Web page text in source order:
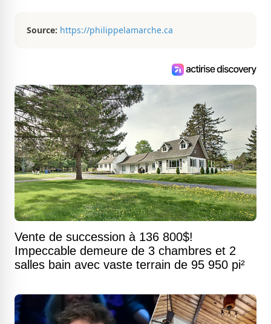
Source: https://philippelamarche.ca
Vente de succession à 136 800$!
Impeccable demeure de 3 chambres et 2
salles bain avec vaste terrain de 95 950 pi²